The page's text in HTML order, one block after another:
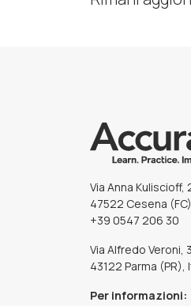
Via Anna Kuliscioff,
47522 Cesena
+39 0547 206 30
Via Alfredo Veroni,
43122 Parma (PR),
Per informazioni: